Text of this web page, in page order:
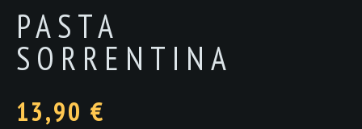
PASTA
SORRENTINA
13,90 €